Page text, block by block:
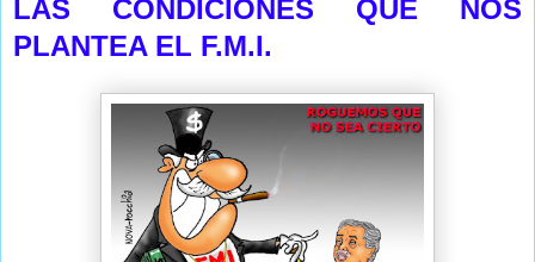
LAS CONDICIONES QUE NOS
PLANTEA EL F.M.I.